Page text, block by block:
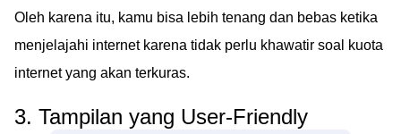
Oleh karena itu, kamu bisa lebih tenang dan bebas ketika
menjelajahi internet karena tidak perlu khawatir soal kuota
internet yang akan terkuras.
3. Tampilan yang User-Friendly